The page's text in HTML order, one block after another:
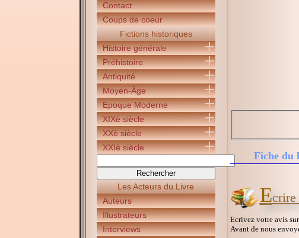
Contact
Coups de coeur
Fictions historiques
Histoire générale
Préhistoire
Antiquité
Moyen-Âge
Epoque Moderne
XIXè siècle
XXè siècle
XXIè siècle
Les Acteurs du Livre
Auteurs
Illustrateurs
Interviews
Fiche du
E
Ecrivez votre avis sur
Avant de nous